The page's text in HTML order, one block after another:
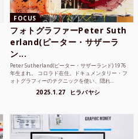
FOCUS
フォトグラファーPeter Suth
erland(ピーター・サザーラ
ン...
Peter Sutherland(ピーター・サザーランド) 1976
年生まれ。 コロラド在住。ドキュメンタリー・フ
ォトグラフィーのテクニックを使い、隠れ...
2025.1.27 ヒラバヤシ